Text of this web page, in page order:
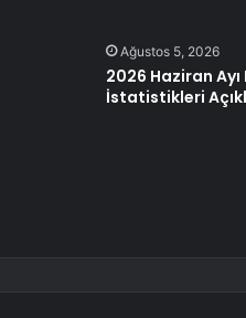
Ağustos 5, 2026
2026 Haziran
İstatistikleri